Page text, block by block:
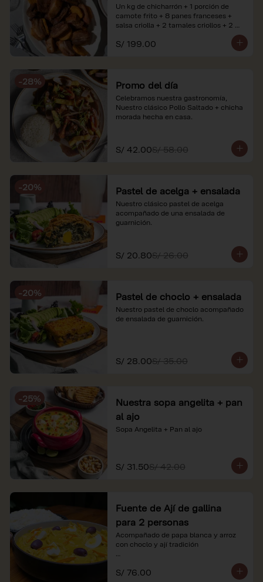
Un kg de chicharrón + 1 porción de
camote frito + 8 panes franceses +
salsa criolla + 2 tamales criollos + 2
*Nuestros precios están expresados en
referenciales.
S/ 199.00
-28% Promo del día
Celebramos nuestra gastronomía,
Nuestro clásico Pollo Saltado + chicha
morada hecha en casa.
S/ 42.00S/ 58.00
-20% Pastel de acelga + ensalada
Nuestro clásico pastel de acelga
acompañado de una ensalada de
guarnición.
S/ 20.80S/ 26.00
-20% Pastel de choclo + ensalada
Nuestro pastel de choclo acompañado
de ensalada de guarnición.
S/ 28.00S/ 35.00
-25%
Nuestra sopa angelita + pan
al ajo
Sopa Angelita + Pan al ajo
S/ 31.50S/ 42.00
Fuente de Ají de gallina
para 2 personas
Acompañado de papa blanca y arroz
con choclo y ají tradición
*Nuestros precios están expresados en
soles e incluyen impuestos de ley y
S/ 76.00